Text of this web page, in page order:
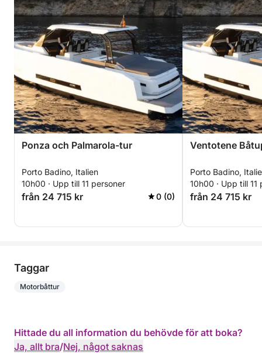
Ponza och Palmarola-tur
Porto Badino, Italien
10h00 · Upp till 11 personer
från 24 715 kr 0 (0)
Ventotene
Porto Badino,
10h00 · Upp till 11
från 24 715 kr
Taggar
Motorbåttur
Hittade du all information du behövde för att boka?
Ja, allt bra/Nej, något saknas